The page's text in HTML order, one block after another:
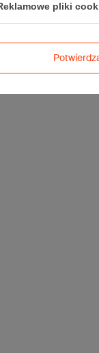
pliki